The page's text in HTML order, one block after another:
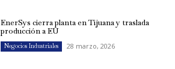
EnerSys cierra planta en Tijuana y traslada
producción a EU
Negocios Industriales 28 marzo, 2026